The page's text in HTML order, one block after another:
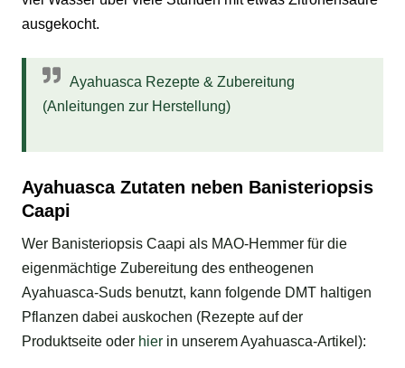
ausgekocht.
Ayahuasca Rezepte & Zubereitung
(Anleitungen zur Herstellung)
Ayahuasca Zutaten neben Banisteriopsis
Caapi
Wer Banisteriopsis Caapi als MAO-Hemmer für die
eigenmächtige Zubereitung des entheogenen
Ayahuasca-Suds benutzt, kann folgende DMT haltigen
Pflanzen dabei auskochen (Rezepte auf der
Produktseite oder hier in unserem Ayahuasca-Artikel):